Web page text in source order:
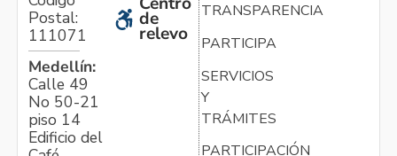
Postal:
111071
Medellín:
Calle 49
No 50-21
piso 14
Edificio del
de
relevo
TRANSPARENCIA
PARTICIPA
SERVICIOS
Y
TRÁMITES
PARTICIPACIÓN